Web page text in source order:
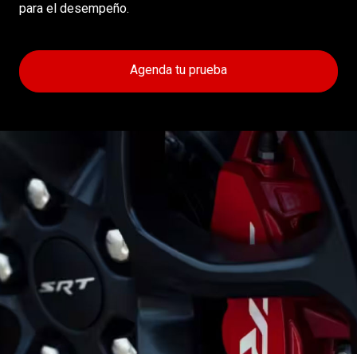
para el desempeño.
Agenda tu prueba